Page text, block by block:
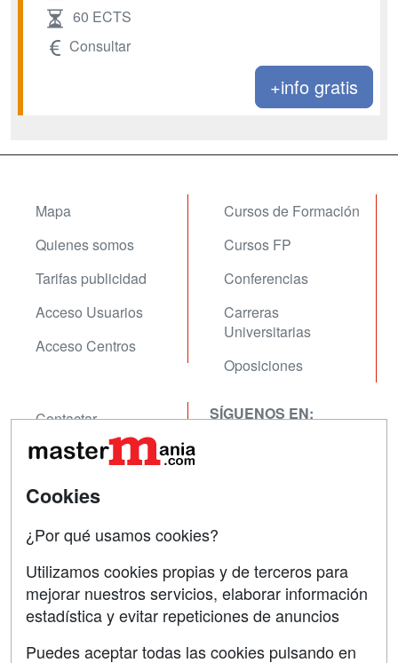
60 ECTS
Consultar
+info gratis
Mapa
Quienes somos
Tarifas publicidad
Acceso Usuarios
Acceso Centros
Cursos de Formación
Cursos FP
Conferencias
Carreras
Universitarias
Oposiciones
Contactar
Confidencialidad
Aviso legal
SÍGUENOS EN:
Grupo formazion:
Cookies
¿Por qué usamos cookies?
Utilizamos cookies propias y de terceros para
mejorar nuestros servicios, elaborar información
estadística y evitar repeticiones de anuncios
Puedes aceptar todas las cookies pulsando en